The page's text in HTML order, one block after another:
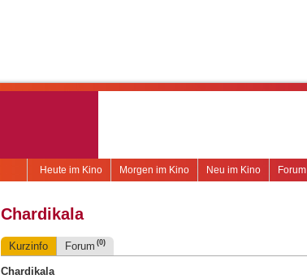
Forum
Neu im Kino
Morgen im Kino
Heute im Kino
Chardikala
Kurzinfo Forum (0)
Chardikala